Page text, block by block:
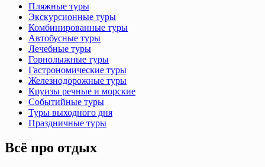
Пляжные туры
Экскурсионные туры
Комбинированные туры
Автобусные туры
Лечебные туры
Горнолыжные туры
Гастрономические туры
Железнодорожные туры
Круизы речные и морские
Событийные туры
Туры выходного дня
Праздничные туры
Всё про отдых